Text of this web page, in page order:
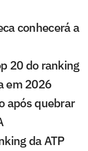
conhecerá a
20 do ranking
em 2026
após quebrar
da ATP